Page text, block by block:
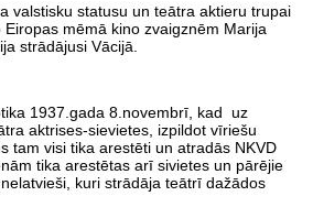
valstisku statusu un teātra aktieru trupai
mēmā kino zvaigznēm Marija
strādājusi Vācijā.
1937.gada 8.novembrī, kad uz
aktrises-sievietes, izpildot vīriešu
tam visi tika arestēti un atradās NKVD
tika arestētas arī sivietes un pārējie
kuri strādāja teātrī dažādos